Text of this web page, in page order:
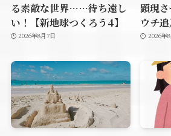
る素敵な世界……待ち遠し
い！【新地球つくろう4】
2026年8月7日
顕現
ウチ
2026年